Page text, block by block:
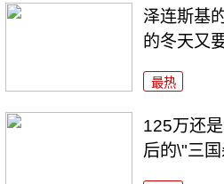
泽连斯基
的冬天又
最热
125万还
后的\"三